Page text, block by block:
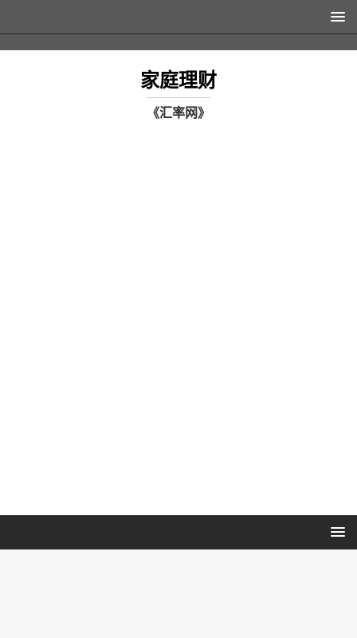
家庭理财
《汇率网》